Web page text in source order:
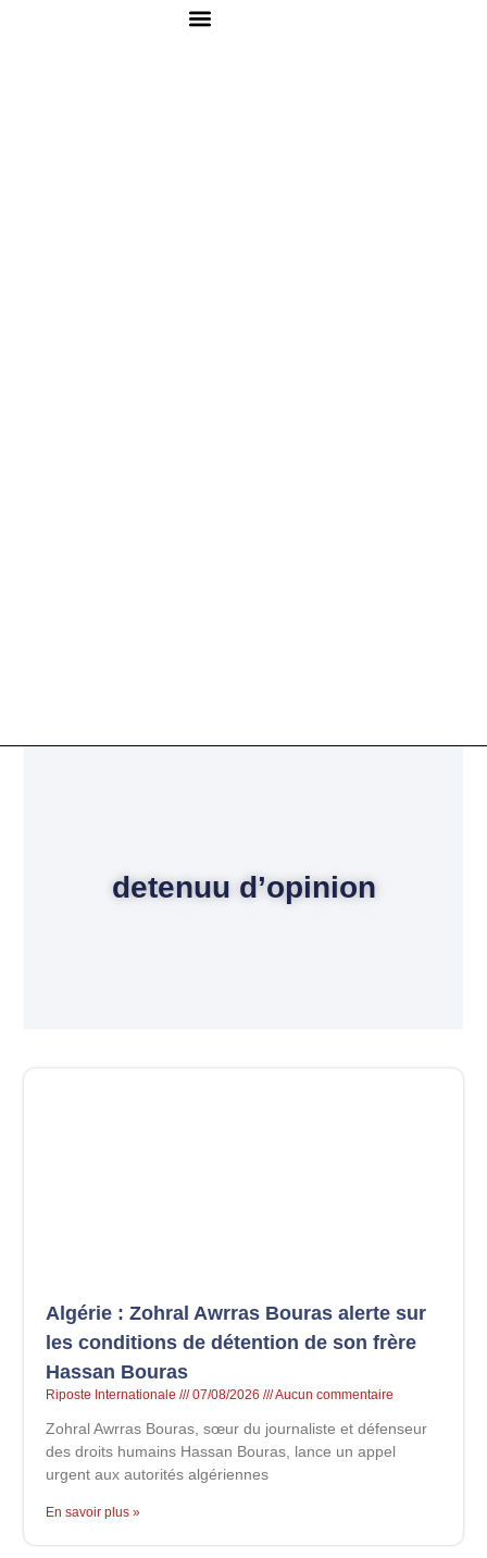
detenuu d’opinion
Algérie : Zohral Awrras Bouras alerte sur
les conditions de détention de son frère
Hassan Bouras
Riposte Internationale 07/08/2026 Aucun commentaire
Zohral Awrras Bouras, sœur du journaliste et défenseur
des droits humains Hassan Bouras, lance un appel
urgent aux autorités algériennes
En savoir plus »